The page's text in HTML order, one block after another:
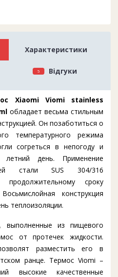
Характеристики
5 Відгуки
Xiaomi Viomi stainless
обладает весьма стильным
Он позаботиться о
температурного режима
согреться в непогоду и
день. Применение
стали SUS 304/316
продолжительному сроку
конструкция
теплоизоляции.
выполненные из пищевого
от протечек жидкости.
разместить его в
ранце. Термос Viomi –
высокие качественные